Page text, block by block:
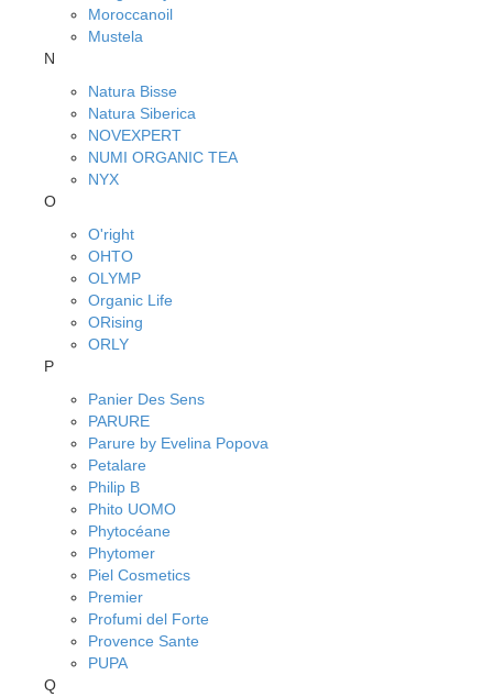
Moroccanoil
Mustela
N
Natura Bisse
Natura Siberica
NOVEXPERT
NUMI ORGANIC TEA
NYX
O
O'right
OHTO
OLYMP
Organic Life
ORising
ORLY
P
Panier Des Sens
PARURE
Parure by Evelina Popova
Petalare
Philip B
Phito UOMO
Phytocéane
Phytomer
Piel Cosmetics
Premier
Profumi del Forte
Provence Sante
PUPA
Q